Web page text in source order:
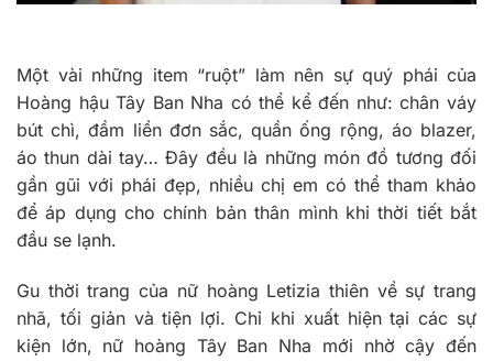
Một vài những item “ruột” làm nên sự quý phái của
Hoàng hậu Tây Ban Nha có thể kể đến như: chân váy
bút chì, đầm liền đơn sắc, quần ống rộng, áo blazer,
áo thun dài tay… Đây đều là những món đồ tương đối
gần gũi với phái đẹp, nhiều chị em có thể tham khảo
để áp dụng cho chính bản thân mình khi thời tiết bắt
đầu se lạnh.
Gu thời trang của nữ hoàng Letizia thiên về sự trang
nhã, tối giản và tiện lợi. Chỉ khi xuất hiện tại các sự
kiện lớn, nữ hoàng Tây Ban Nha mới nhờ cậy đến